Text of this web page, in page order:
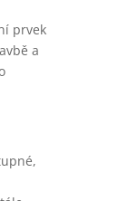
prvek
a